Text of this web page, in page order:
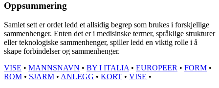
Oppsummering
Samlet sett er ordet ledd et allsidig begrep som brukes i forskjellige
sammenhenger. Enten det er i medisinske termer, språklige strukturer
eller teknologiske sammenhenger, spiller ledd en viktig rolle i å
skape forbindelser og sammenhenger.
VISE • MANNSNAVN • BY I ITALIA • EUROPEER • FORM •
ROM • SJARM • ANLEGG • KORT • VISE •